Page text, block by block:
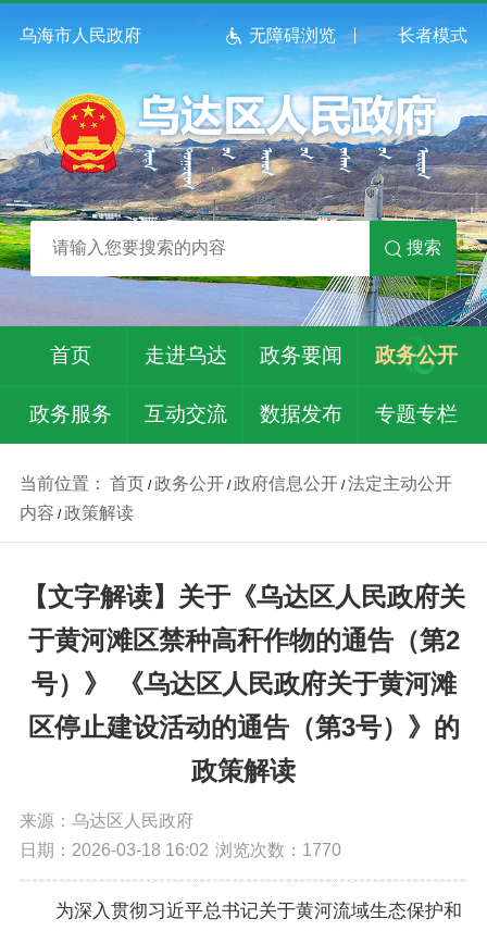
乌海市人民政府 无障碍浏览 长者模式
搜索
首页 走进乌达 政务要闻 政务公开
政务服务 互动交流 数据发布 专题专栏
当前位置： 首页 /政务公开/政府信息公开/法定主动公开
内容 /政策解读
【文字解读】关于《乌达区人民政府关
于黄河滩区禁种高秆作物的通告（第2
号）》 《乌达区人民政府关于黄河滩
区停止建设活动的通告（第3号）》的
政策解读
来源：乌达区人民政府
日期：2026-03-18 16:02 浏览次数： 1770
为深入贯彻习近平总书记关于黄河流域生态保护和